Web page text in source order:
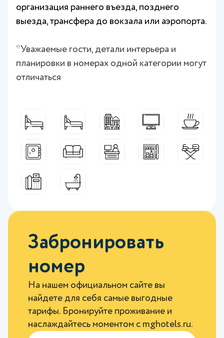
организация раннего въезда, позднего
выезда, трансфера до вокзала или аэропорта.
*Уважаемые гости, детали интерьера и
планировки в номерах одной категории могут
отличаться
Забронировать
номер
На нашем официальном сайте вы
найдете для себя самые выгодные
тарифы. Бронируйте проживание и
наслаждайтесь моментом с mghotels.ru.